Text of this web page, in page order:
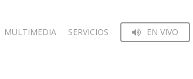
MULTIMEDIA SERVICIOS EN VIVO